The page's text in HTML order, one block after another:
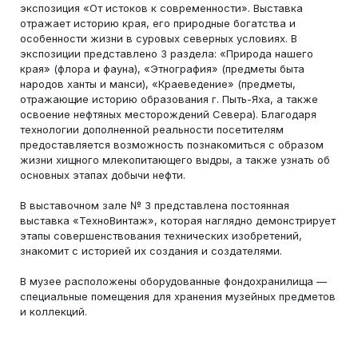
экспозиция «От истоков к современности». Выставка
отражает историю края, его природные богатства и
особенности жизни в суровых северных условиях. В
экспозиции представлено 3 раздела: «Природа нашего
края» (флора и фауна), «Этнография» (предметы быта
народов ханты и манси), «Краеведение» (предметы,
отражающие историю образования г. Пыть-Яха, а также
освоение нефтяных месторождений Севера). Благодаря
технологии дополненной реальности посетителям
предоставляется возможность познакомиться с образом
жизни хищного млекопитающего выдры, а также узнать об
основных этапах добычи нефти.
В выставочном зале № 3 представлена постоянная
выставка «ТехноВинтаж», которая наглядно демонстрирует
этапы совершенствования технических изобретений,
знакомит с историей их создания и создателями.
В музее расположены оборудованные фондохранилища —
специальные помещения для хранения музейных предметов
и коллекций.